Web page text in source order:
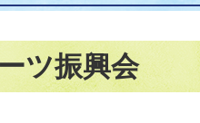
ツ振興会